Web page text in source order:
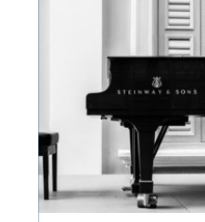
återupptäcka frihetens
sanna essens. För må...